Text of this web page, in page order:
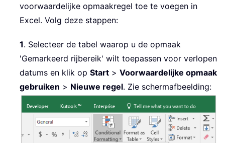
voorwaardelijke opmaakregel toe te voegen in
Excel. Volg deze stappen:
1. Selecteer de tabel waarop u de opmaak
'Gemarkeerd rijbereik' wilt toepassen voor verlopen
datums en klik op Start > Voorwaardelijke opmaak
gebruiken > Nieuwe regel. Zie schermafbeelding: